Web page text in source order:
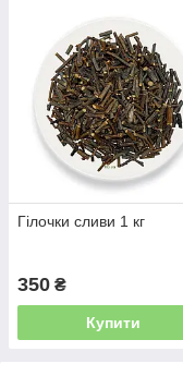
Гілочки сливи 1 кг
350 ₴
Купити